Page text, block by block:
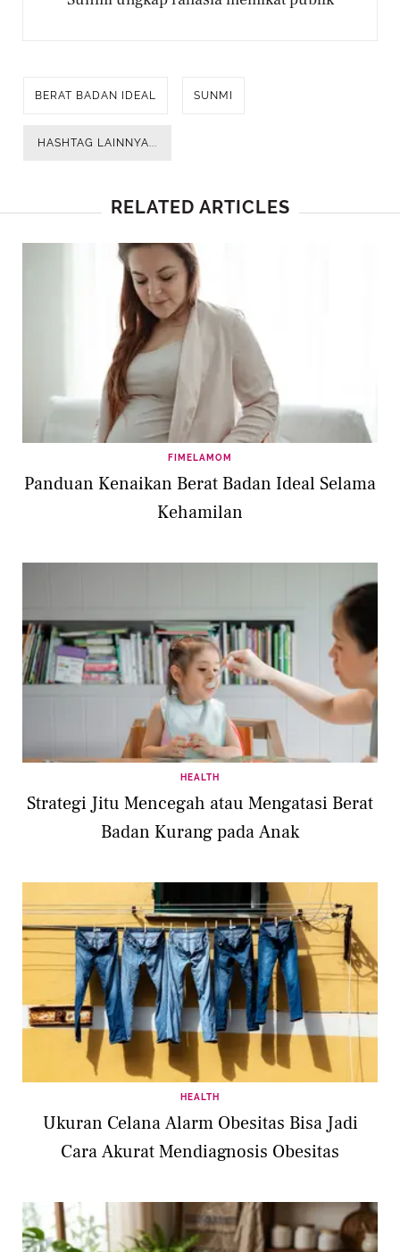
BERAT BADAN IDEAL SUNMI
HASHTAG LAINNYA...
RELATED ARTICLES
FIMELAMOM
Panduan Kenaikan Berat Badan Ideal Selama
Kehamilan
HEALTH
Strategi Jitu Mencegah atau Mengatasi Berat
Badan Kurang pada Anak
HEALTH
Ukuran Celana Alarm Obesitas Bisa Jadi
Cara Akurat Mendiagnosis Obesitas